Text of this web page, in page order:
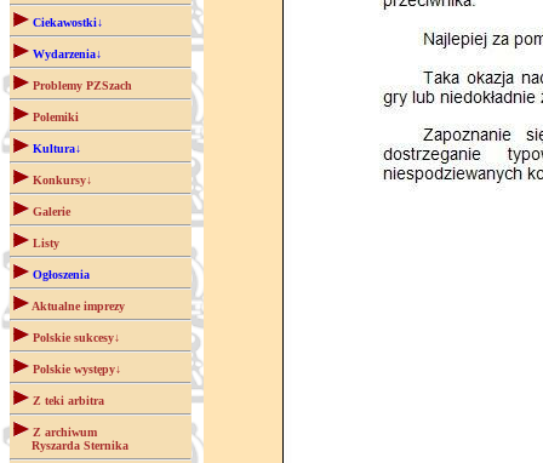
Ciekawostki↓
Wydarzenia↓
Problemy PZSzach
Polemiki
Kultura↓
Konkursy↓
Galerie
Listy
Ogłoszenia
Aktualne imprezy
Polskie sukcesy↓
Polskie występy↓
Z teki arbitra
Z archiwum
Ryszarda Sternika